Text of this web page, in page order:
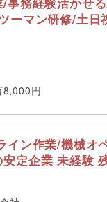
ーマン研修/土日
8,000円
イン作業/機械オ
定企業 未経験